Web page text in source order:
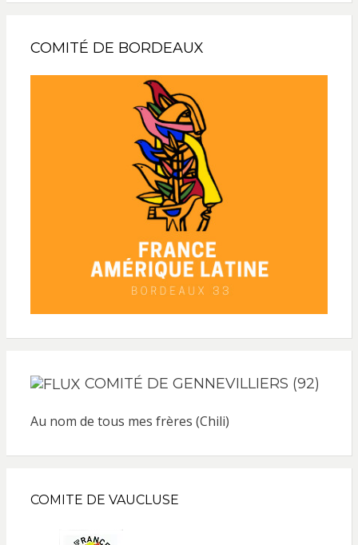
COMITÉ DE BORDEAUX
COMITÉ DE GENNEVILLIERS (92)
Au nom de tous mes frères (Chili)
COMITE DE VAUCLUSE